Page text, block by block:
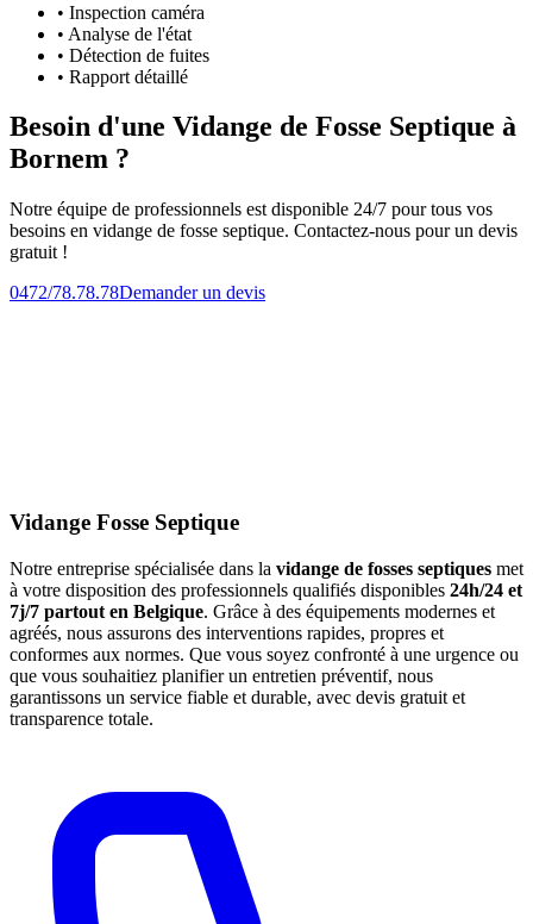
• Inspection caméra
• Analyse de l'état
• Détection de fuites
• Rapport détaillé
Besoin d'une Vidange de Fosse Septique à
Bornem ?
Notre équipe de professionnels est disponible 24/7 pour tous vos
besoins en vidange de fosse septique. Contactez-nous pour un devis
gratuit !
0472/78.78.78Demander un devis
Vidange Fosse Septique
Notre entreprise spécialisée dans la vidange de fosses septiques met
à votre disposition des professionnels qualifiés disponibles 24h/24 et
7j/7 partout en Belgique. Grâce à des équipements modernes et
agréés, nous assurons des interventions rapides, propres et
conformes aux normes. Que vous soyez confronté à une urgence ou
que vous souhaitiez planifier un entretien préventif, nous
garantissons un service fiable et durable, avec devis gratuit et
transparence totale.